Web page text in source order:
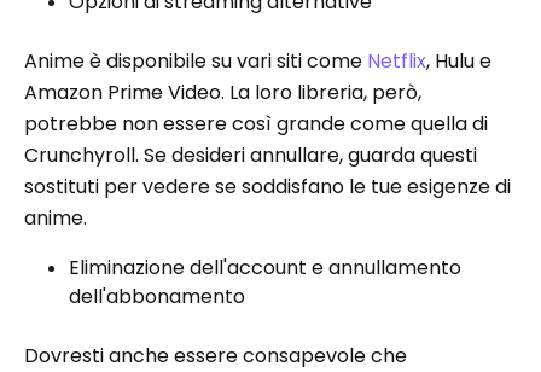
Anime è disponibile su vari siti come Netflix, Hulu e
Amazon Prime Video. La loro libreria, però,
potrebbe non essere così grande come quella di
Crunchyroll. Se desideri annullare, guarda questi
sostituti per vedere se soddisfano le tue esigenze di
anime.
Eliminazione dell'account e annullamento
dell'abbonamento
Dovresti anche essere consapevole che